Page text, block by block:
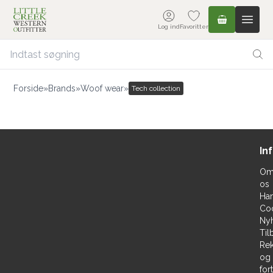
Log indFavoritter
Forside»Brands»Woof wear» Tech collection
os
og